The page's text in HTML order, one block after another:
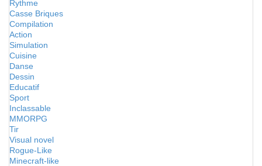
Rythme
Casse Briques
Compilation
Action
Simulation
Cuisine
Danse
Dessin
Educatif
Sport
Inclassable
MMORPG
Tir
Visual novel
Rogue-Like
Minecraft-like